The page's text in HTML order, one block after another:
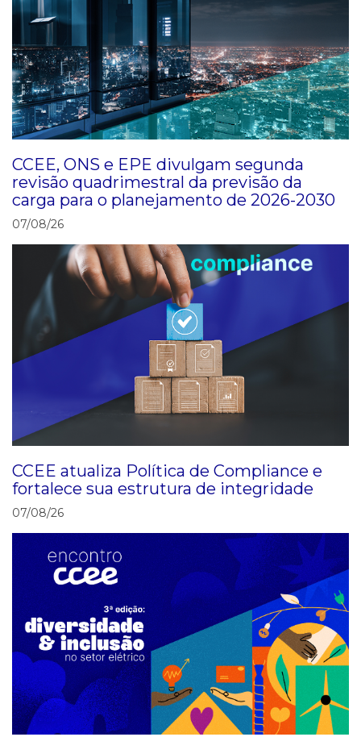
CCEE, ONS e EPE divulgam segunda
revisão quadrimestral da previsão da
carga para o planejamento de 2026-2030
07/08/26
CCEE atualiza Política de Compliance e
fortalece sua estrutura de integridade
07/08/26